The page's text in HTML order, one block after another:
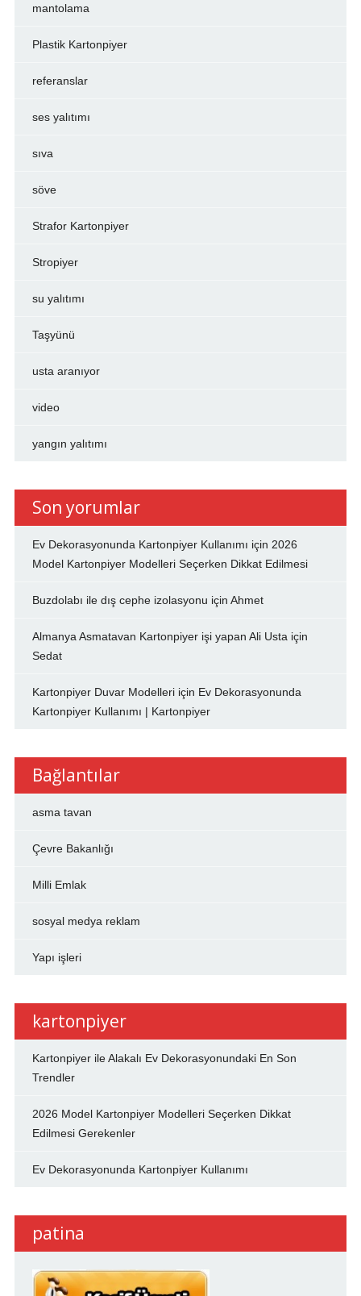
mantolama
Plastik Kartonpiyer
referanslar
ses yalıtımı
sıva
söve
Strafor Kartonpiyer
Stropiyer
su yalıtımı
Taşyünü
usta aranıyor
video
yangın yalıtımı
Son yorumlar
Ev Dekorasyonunda Kartonpiyer Kullanımı için 2026
Model Kartonpiyer Modelleri Seçerken Dikkat Edilmesi
Buzdolabı ile dış cephe izolasyonu için Ahmet
Almanya Asmatavan Kartonpiyer işi yapan Ali Usta için
Sedat
Kartonpiyer Duvar Modelleriiçin Ev Dekorasyonunda
Kartonpiyer Kullanımı | Kartonpiyer
Bağlantılar
asma tavan
Çevre Bakanlığı
Milli Emlak
sosyal medya reklam
Yapı işleri
kartonpiyer
Kartonpiyer ile Alakalı Ev Dekorasyonundaki En Son
Trendler
2026 Model Kartonpiyer Modelleri Seçerken Dikkat
Edilmesi Gerekenler
Ev Dekorasyonunda Kartonpiyer Kullanımı
patina